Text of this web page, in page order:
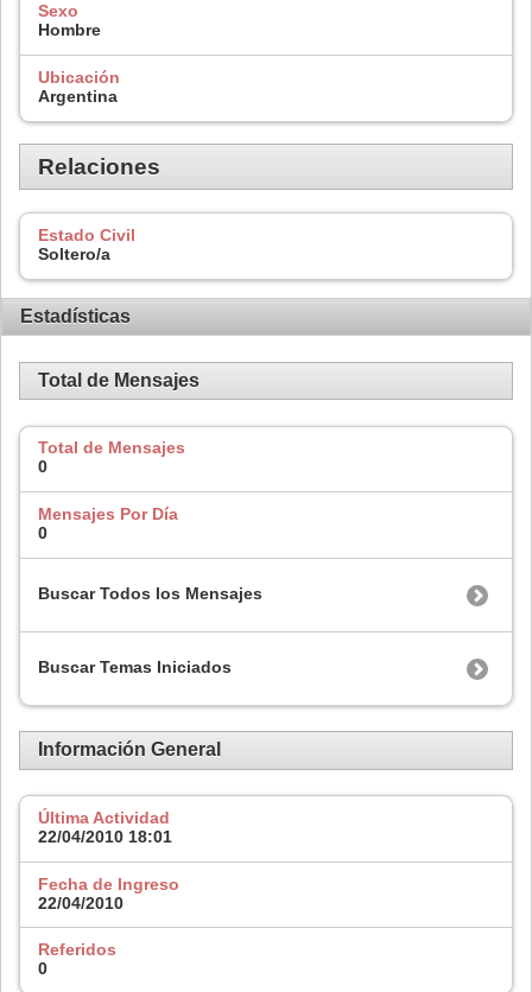
Sexo
Hombre
Ubicación
Argentina
Relaciones
Estado Civil
Soltero/a
Estadísticas
Total de Mensajes
Total de Mensajes
0
Mensajes Por Día
0
Buscar Todos los Mensajes
Buscar Temas Iniciados
Información General
Última Actividad
22/04/2010 18:01
Fecha de Ingreso
22/04/2010
Referidos
0